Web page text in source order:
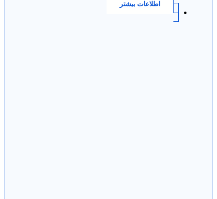
اطلاعات بیشتر